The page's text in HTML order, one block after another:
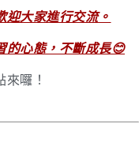
迎大家進行交流。
的心態，不斷成長😊
囉！